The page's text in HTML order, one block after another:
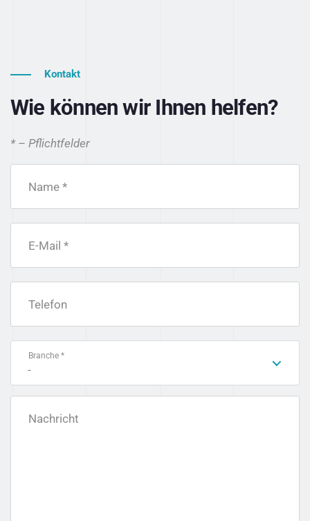
Kontakt
Wie können wir Ihnen helfen?
* – Pflichtfelder
Name *
E-Mail *
Telefon
Branche *
-
Nachricht